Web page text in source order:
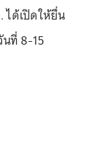
ด้เปิดให้ยื่น
ที่ 8-15